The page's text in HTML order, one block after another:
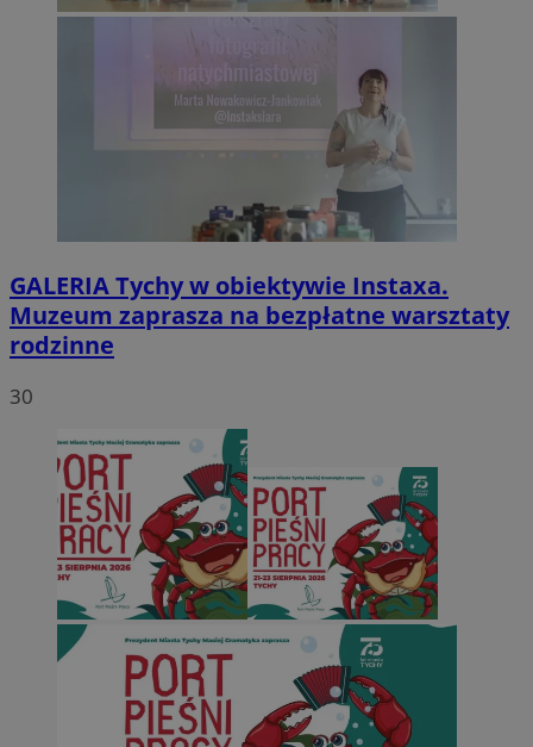
GALERIATychy w obiektywie Instaxa.
Muzeum zaprasza na bezpłatne warsztaty
rodzinne
30